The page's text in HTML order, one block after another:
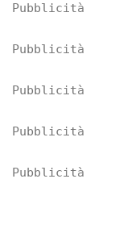
Pubblicità
Pubblicità
Pubblicità
Pubblicità
Pubblicità